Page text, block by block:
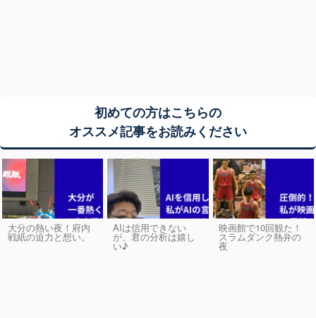
初めての方はこちらの
オススメ記事をお読みください
大分の熱い夜！府内
戦紙の迫力と想い。
AIは信用できない
が、君の分析は嬉し
い♪
映画館で10回観た！
スラムダンク熱弁の
夜